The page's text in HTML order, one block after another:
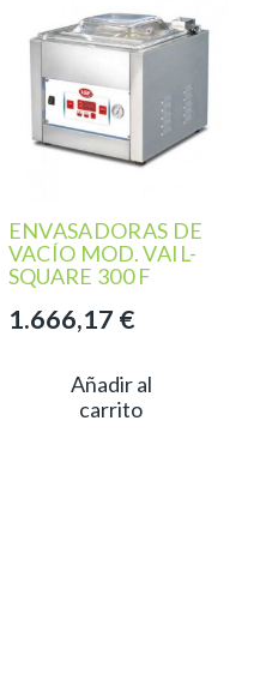
ENVASADORAS DE
VACÍO MOD. VAIL-
SQUARE 300 F
1.666,17 €
Añadir al
carrito